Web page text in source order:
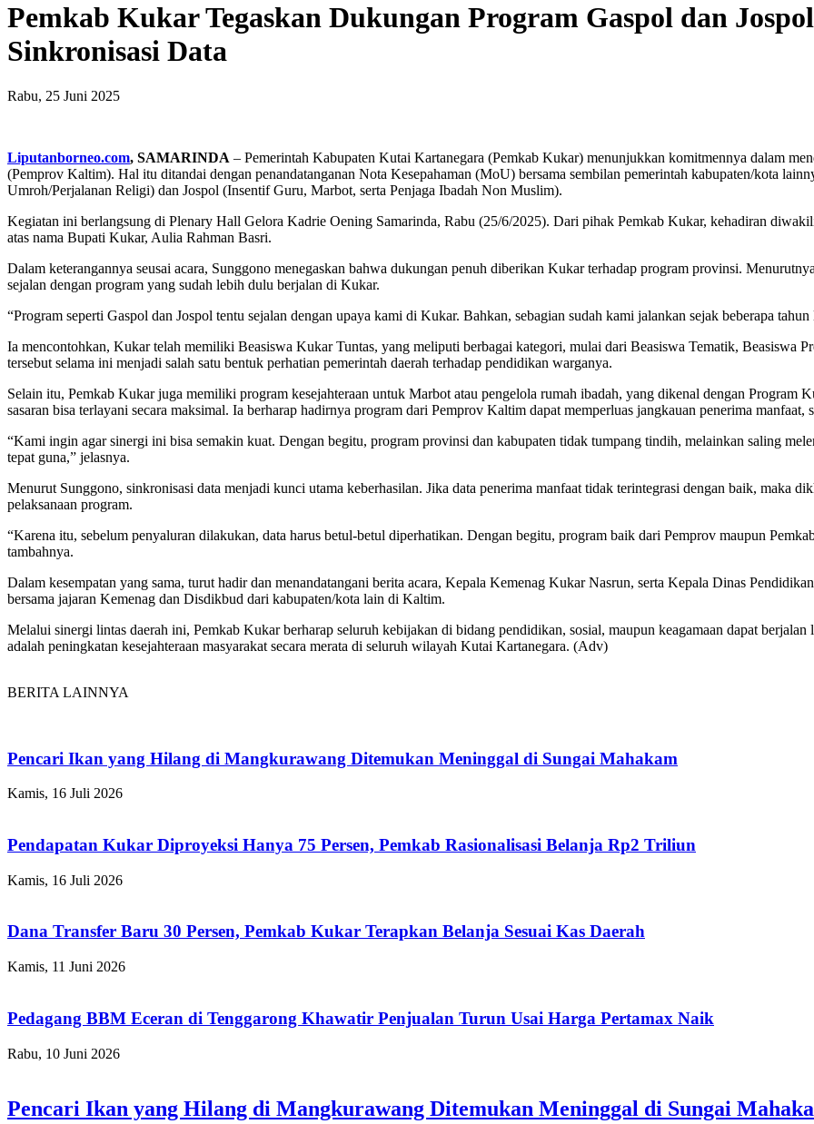
Pemkab Kukar Tegaskan Dukungan Program Gaspol dan
Sinkronisasi Data
Rabu, 25 Juni 2025
Liputanborneo.com, SAMARINDA – Pemerintah Kabupaten Kutai Kartanegara (Pemkab Kukar) menunjukkan komitmennya dalam
(Pemprov Kaltim). Hal itu ditandai dengan penandatanganan Nota Kesepahaman (MoU) bersama sembilan pemerintah kabupaten/kota
Umroh/Perjalanan Religi) dan Jospol (Insentif Guru, Marbot, serta Penjaga Ibadah Non Muslim).
Kegiatan ini berlangsung di Plenary Hall Gelora Kadrie Oening Samarinda, Rabu (25/6/2025). Dari pihak Pemkab Kukar, kehadiran
atas nama Bupati Kukar, Aulia Rahman Basri.
Dalam keterangannya seusai acara, Sunggono menegaskan bahwa dukungan penuh diberikan Kukar terhadap program provinsi.
sejalan dengan program yang sudah lebih dulu berjalan di Kukar.
“Program seperti Gaspol dan Jospol tentu sejalan dengan upaya kami di Kukar. Bahkan, sebagian sudah kami jalankan sejak beberapa
Ia mencontohkan, Kukar telah memiliki Beasiswa Kukar Tuntas, yang meliputi berbagai kategori, mulai dari Beasiswa Tematik, Beasiswa
tersebut selama ini menjadi salah satu bentuk perhatian pemerintah daerah terhadap pendidikan warganya.
Selain itu, Pemkab Kukar juga memiliki program kesejahteraan untuk Marbot atau pengelola rumah ibadah, yang dikenal dengan Program
sasaran bisa terlayani secara maksimal. Ia berharap hadirnya program dari Pemprov Kaltim dapat memperluas jangkauan penerima
“Kami ingin agar sinergi ini bisa semakin kuat. Dengan begitu, program provinsi dan kabupaten tidak tumpang tindih, melainkan saling
tepat guna,” jelasnya.
Menurut Sunggono, sinkronisasi data menjadi kunci utama keberhasilan. Jika data penerima manfaat tidak terintegrasi dengan baik, maka
pelaksanaan program.
“Karena itu, sebelum penyaluran dilakukan, data harus betul-betul diperhatikan. Dengan begitu, program baik dari Pemprov maupun
tambahnya.
Dalam kesempatan yang sama, turut hadir dan menandatangani berita acara, Kepala Kemenag Kukar Nasrun, serta Kepala Dinas
bersama jajaran Kemenag dan Disdikbud dari kabupaten/kota lain di Kaltim.
Melalui sinergi lintas daerah ini, Pemkab Kukar berharap seluruh kebijakan di bidang pendidikan, sosial, maupun keagamaan dapat
adalah peningkatan kesejahteraan masyarakat secara merata di seluruh wilayah Kutai Kartanegara. (Adv)
BERITA LAINNYA
Pencari Ikan yang Hilang di Mangkurawang Ditemukan Meninggal di Sungai Mahakam
Kamis, 16 Juli 2026
Pendapatan Kukar Diproyeksi Hanya 75 Persen, Pemkab Rasionalisasi Belanja Rp2 Triliun
Kamis, 16 Juli 2026
Dana Transfer Baru 30 Persen, Pemkab Kukar Terapkan Belanja Sesuai Kas Daerah
Kamis, 11 Juni 2026
Pedagang BBM Eceran di Tenggarong Khawatir Penjualan Turun Usai Harga Pertamax Naik
Rabu, 10 Juni 2026
Pencari Ikan yang Hilang di Mangkurawang Ditemukan Meninggal di Sungai